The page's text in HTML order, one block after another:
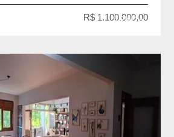
R$ 1.100.000,00
VENDA